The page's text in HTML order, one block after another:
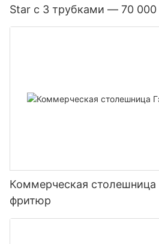
Star с 3 трубками — 70 000
Коммерческая столешница
фритюр